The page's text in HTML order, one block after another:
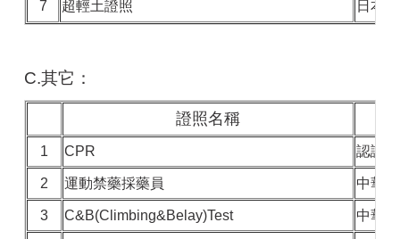
7 超輕土證照 日本
C.其它：
證照名稱
1 CPR 認證
2 運動禁藥採藥員 中華
3 C&B(Climbing&Belay)Test 中華